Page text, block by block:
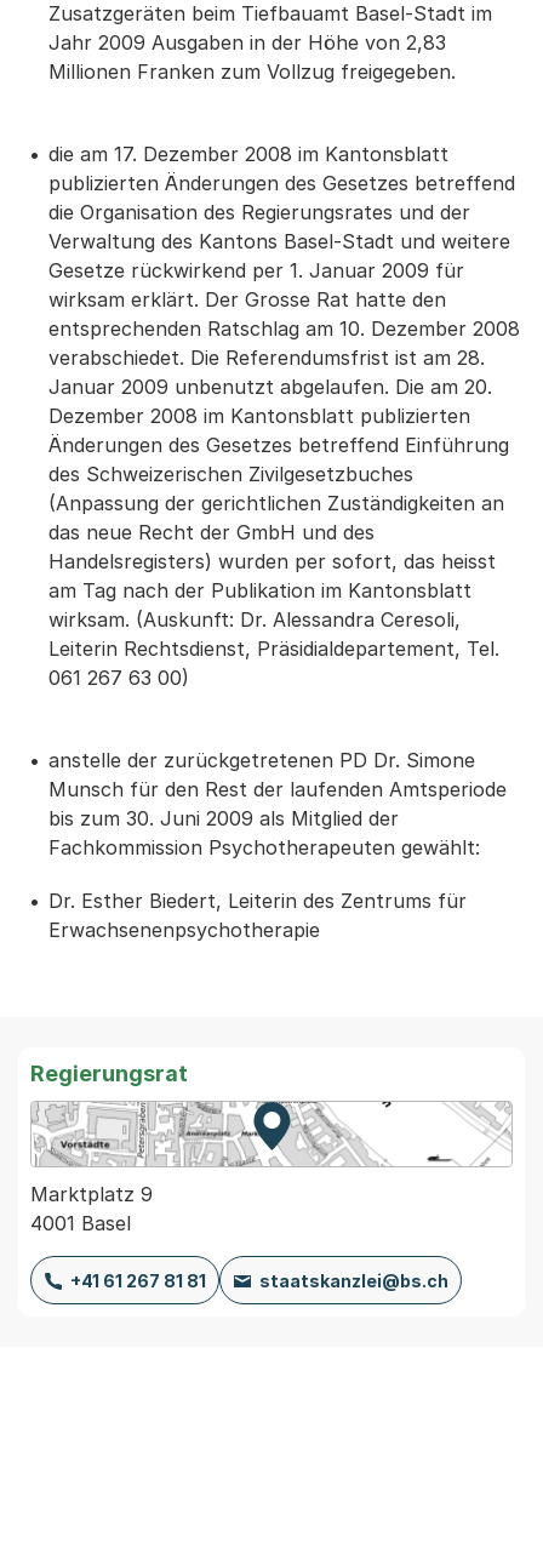
Zusatzgeräten beim Tiefbauamt Basel-Stadt im
Jahr 2009 Ausgaben in der Höhe von 2,83
Millionen Franken zum Vollzug freigegeben.
die am 17. Dezember 2008 im Kantonsblatt
publizierten Änderungen des Gesetzes betreffend
die Organisation des Regierungsrates und der
Verwaltung des Kantons Basel-Stadt und weitere
Gesetze rückwirkend per 1. Januar 2009 für
wirksam erklärt. Der Grosse Rat hatte den
entsprechenden Ratschlag am 10. Dezember 2008
verabschiedet. Die Referendumsfrist ist am 28.
Januar 2009 unbenutzt abgelaufen. Die am 20.
Dezember 2008 im Kantonsblatt publizierten
Änderungen des Gesetzes betreffend Einführung
des Schweizerischen Zivilgesetzbuches
(Anpassung der gerichtlichen Zuständigkeiten an
das neue Recht der GmbH und des
Handelsregisters) wurden per sofort, das heisst
am Tag nach der Publikation im Kantonsblatt
wirksam. (Auskunft: Dr. Alessandra Ceresoli,
Leiterin Rechtsdienst, Präsidialdepartement, Tel.
061 267 63 00)
anstelle der zurückgetretenen PD Dr. Simone
Munsch für den Rest der laufenden Amtsperiode
bis zum 30. Juni 2009 als Mitglied der
Fachkommission Psychotherapeuten gewählt:
Dr. Esther Biedert, Leiterin des Zentrums für
Erwachsenenpsychotherapie
Regierungsrat
Zur Karte von MapBS.
Externer Link, wird in einem
Marktplatz 9
4001 Basel
+41 61 267 81 81 staatskanzlei@bs.ch